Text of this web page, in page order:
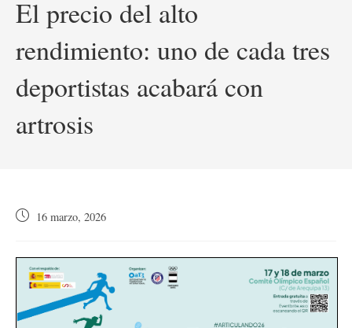
El precio del alto
rendimiento: uno de cada tres
deportistas acabará con
artrosis
Publicación
entrada:
16 marzo, 2026